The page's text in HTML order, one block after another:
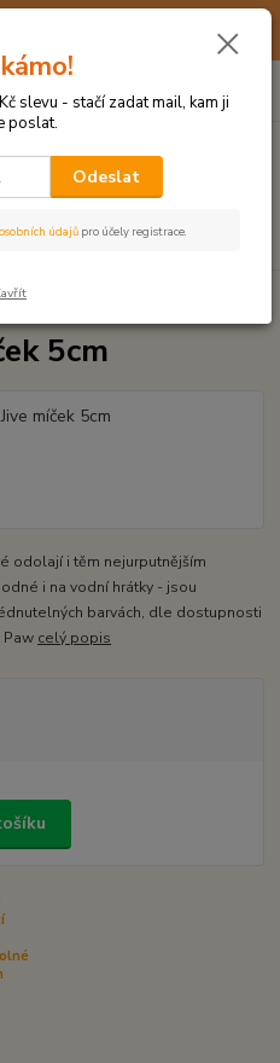
☀️ OBJEDNÁVKY
Hledat
za0 Kč
5cm
odolají i těm nejurputnějším
i na vodní hrátky - jsou
barvách, dle dostupnosti
Paw celý popis
slevu - stačí zadat mail, kam ji
poslat.
Odeslat
údajů pro účely registrace.